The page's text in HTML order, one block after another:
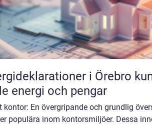
i Örebro kunskap som sparar
energi och pengar
kontor: En övergripande och grundlig
populära inom kontorsmiljöer. Dessa